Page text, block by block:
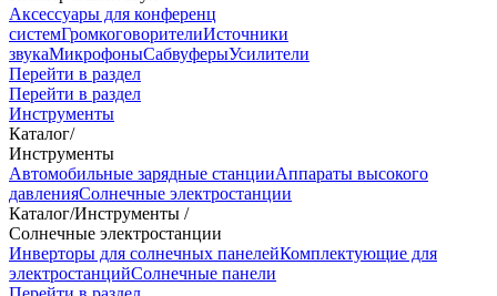
Аксессуары для конференц
системГромкоговорителиИсточники
звукаМикрофоныСабвуферыУсилители
Перейти в раздел
Перейти в раздел
Инструменты
Каталог/
Инструменты
Автомобильные зарядные станцииАппараты высокого
давленияСолнечные электростанции
Каталог/Инструменты /
Солнечные электростанции
Инверторы для солнечных панелейКомплектующие для
электростанцийСолнечные панели